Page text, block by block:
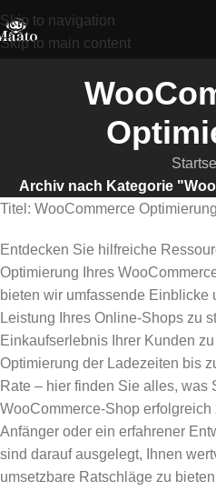
Skip to navigation
Skip to main content
Archiv nach Kategorie
Titel: WooCommerce Optimierung
Entdecken Sie hilfreiche
Optimierung Ihres
bieten wir umfassende Einblicke
Leistung Ihres Online-Shops zu
Einkaufserlebnis Ihrer Kunden
Optimierung der Ladezeiten bis
Rate – hier finden Sie alles, was
WooCommerce-Shop
Anfänger oder ein erfahrener
sind darauf ausgelegt, Ihnen
umsetzbare Ratschläge zu